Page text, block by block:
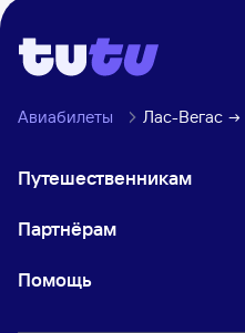
Авиабилеты Лас-Вегас
Путешественникам
Партнёрам
Помощь